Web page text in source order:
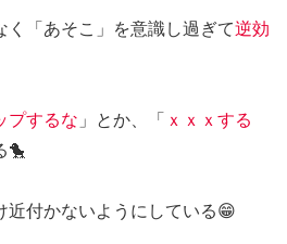
く「あそこ」を意識し過ぎて逆効
プするな 」とか、「
ｘｘｘする
🐤
近付かないようにしている😁